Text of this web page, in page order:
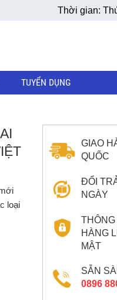
Thời gian:
TUYỂN DỤNG
loại
GIAO
QUỐC
ĐỔI
NGÀY
HÀNG
MẬT
SẴN
0896